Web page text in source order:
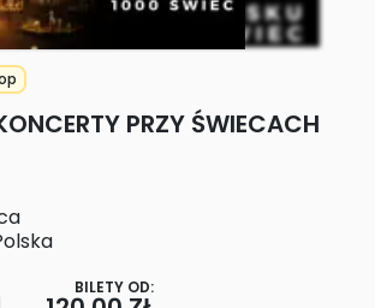
PRZY ŚWIECACH
BILETY OD: